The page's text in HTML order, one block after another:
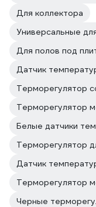
Для коллектора
Универсальные
Для полов под
Датчик
Терморегулятор
Терморегулятор
Белые датчики
Терморегулятор
Датчик
Черные